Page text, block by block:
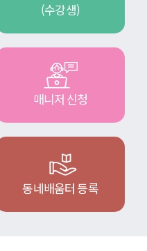
(수강생)
매니저 신청
동네배움터 등록